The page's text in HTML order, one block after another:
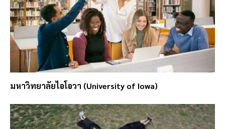
มหาวิทยาลัยไอโอวา (University of Iowa)